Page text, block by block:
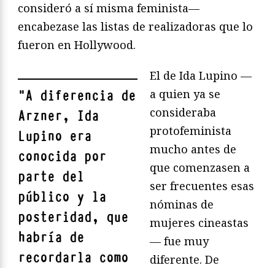
consideró a sí misma feminista—
encabezase las listas de realizadoras que lo
fueron en Hollywood.
"A diferencia de
Arzner, Ida
Lupino era
conocida por
parte del
público y la
posteridad, que
habría de
recordarla como
El de Ida Lupino —
a quien ya se
consideraba
protofeminista
mucho antes de
que comenzasen a
ser frecuentes esas
nóminas de
mujeres cineastas
— fue muy
diferente. De